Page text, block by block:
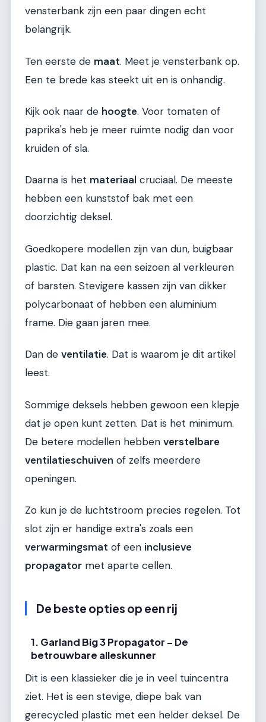
vensterbank zijn een paar dingen echt
belangrijk.
Ten eerste de maat. Meet je vensterbank op.
Een te brede kas steekt uit en is onhandig.
Kijk ook naar de hoogte. Voor tomaten of
paprika's heb je meer ruimte nodig dan voor
kruiden of sla.
Daarna is het materiaal cruciaal. De meeste
hebben een kunststof bak met een
doorzichtig deksel.
Goedkopere modellen zijn van dun, buigbaar
plastic. Dat kan na een seizoen al verkleuren
of barsten. Stevigere kassen zijn van dikker
polycarbonaat of hebben een aluminium
frame. Die gaan jaren mee.
Dan de ventilatie. Dat is waarom je dit artikel
leest.
Sommige deksels hebben gewoon een klepje
dat je open kunt zetten. Dat is het minimum.
De betere modellen hebben verstelbare
ventilatieschuiven of zelfs meerdere
openingen.
Zo kun je de luchtstroom precies regelen. Tot
slot zijn er handige extra's zoals een
verwarmingsmat of een inclusieve
propagator met aparte cellen.
De beste opties op een rij
1. Garland Big 3 Propagator – De
betrouwbare alleskunner
Dit is een klassieker die je in veel tuincentra
ziet. Het is een stevige, diepe bak van
gerecycled plastic met een helder deksel. De